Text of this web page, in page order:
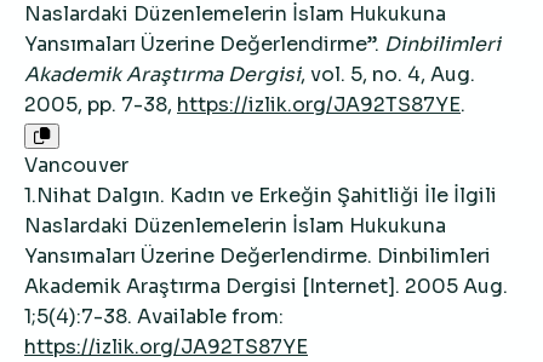
Naslardaki Düzenlemelerin İslam Hukukuna
Yansımaları Üzerine Değerlendirme”. Dinbilimleri
Akademik Araştırma Dergisi, vol. 5, no. 4, Aug.
2005, pp. 7-38, https://izlik.org/JA92TS87YE.
Vancouver
1.Nihat Dalgın. Kadın ve Erkeğin Şahitliği İle İlgili
Naslardaki Düzenlemelerin İslam Hukukuna
Yansımaları Üzerine Değerlendirme. Dinbilimleri
Akademik Araştırma Dergisi [Internet]. 2005 Aug.
1;5(4):7-38. Available from:
https://izlik.org/JA92TS87YE